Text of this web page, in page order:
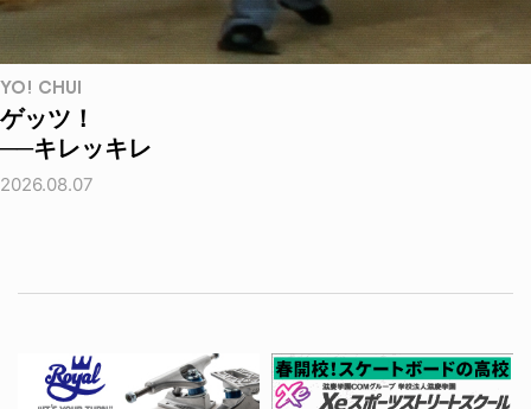
YO! CHUI
ゲッツ！
──キレッキレ
2026.08.07